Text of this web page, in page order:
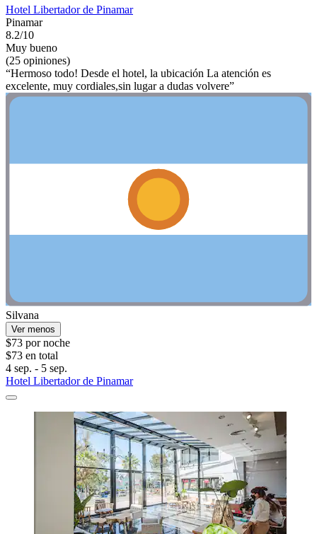
Hotel Libertador de Pinamar
Pinamar
8.2/10
Muy bueno
(25 opiniones)
“Hermoso todo! Desde el hotel, la ubicación La atención es
excelente, muy cordiales,sin lugar a dudas volvere”
Silvana
Ver menos
$73 por noche
$73 en total
4 sep. - 5 sep.
Hotel Libertador de Pinamar